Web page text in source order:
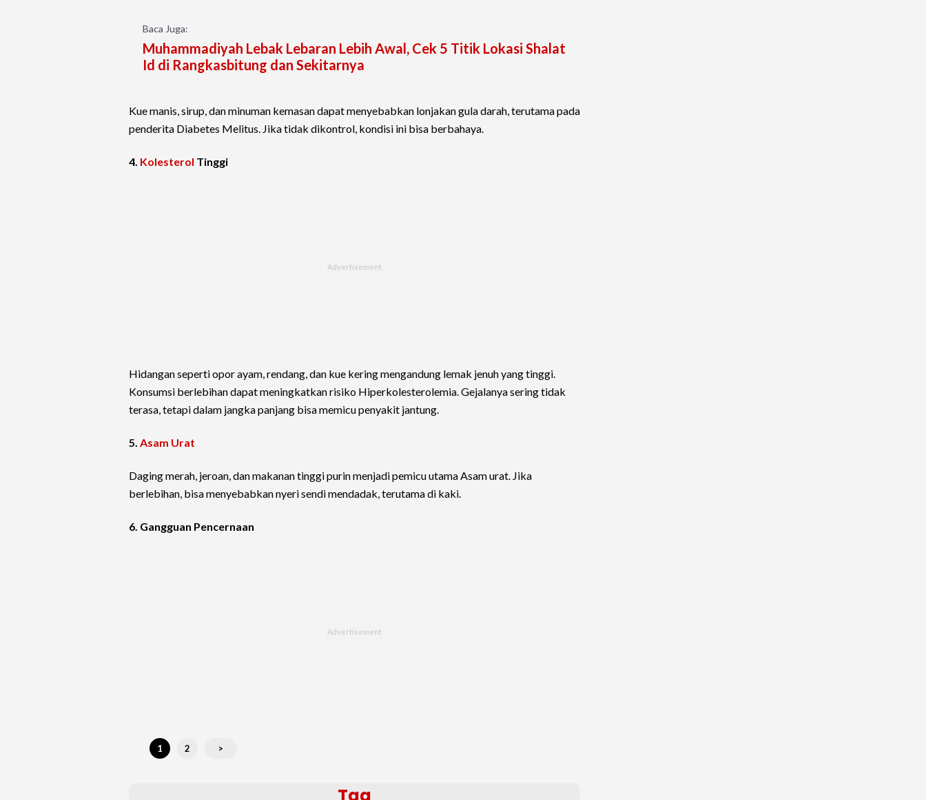
Baca Juga:
Muhammadiyah Lebak Lebaran Lebih Awal, Cek 5 Titik Lokasi Shalat
Id di Rangkasbitung dan Sekitarnya
Kue manis, sirup, dan minuman kemasan dapat menyebabkan lonjakan gula darah, terutama pada
penderita Diabetes Melitus. Jika tidak dikontrol, kondisi ini bisa berbahaya.
4. Kolesterol Tinggi
Hidangan seperti opor ayam, rendang, dan kue kering mengandung lemak jenuh yang tinggi.
Konsumsi berlebihan dapat meningkatkan risiko Hiperkolesterolemia. Gejalanya sering tidak
terasa, tetapi dalam jangka panjang bisa memicu penyakit jantung.
5. Asam Urat
Daging merah, jeroan, dan makanan tinggi purin menjadi pemicu utama Asam urat. Jika
berlebihan, bisa menyebabkan nyeri sendi mendadak, terutama di kaki.
6. Gangguan Pencernaan
1 2 >